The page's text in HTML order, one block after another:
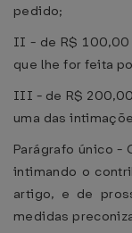
pedido;
II - de R$ 100,00
que lhe for feita
III - de R$
uma das
Parágrafo único -
intimando o
artigo, e de
medidas